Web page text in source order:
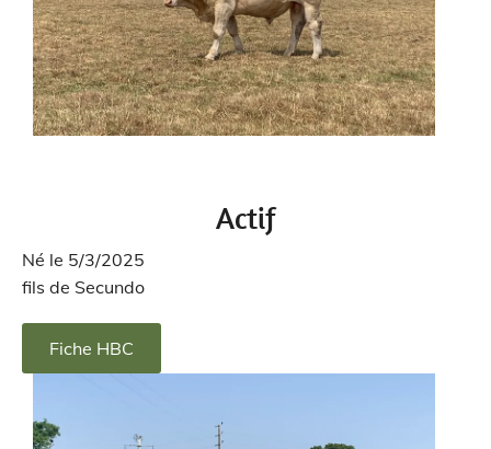
Actif
Né le 5/3/2025
fils de Secundo
Fiche HBC